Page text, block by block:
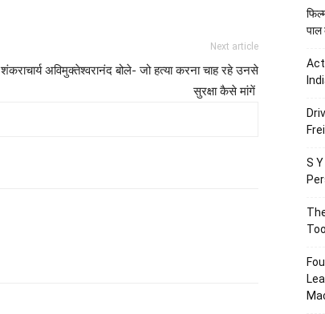
Next article
शंकराचार्य अविमुक्तेश्वरानंद बोले- जो हत्या करना चाह रहे उनसे
सुरक्षा कैसे मांगें
पाल
S